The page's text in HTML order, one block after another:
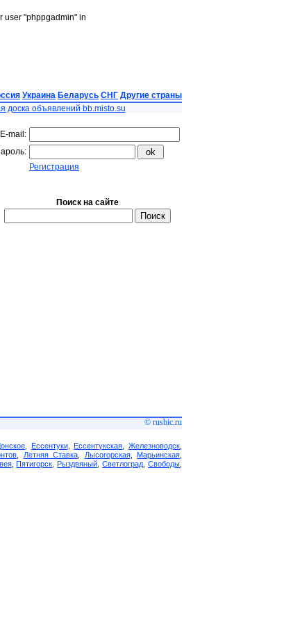
user "phppgadmin" in
Украина Беларусь СНГ Другие страны
доска объявлений bb.misto.su
E-mail:
Регистрация
Поиск на сайте
© rusbic.ru
, Ессентуки,Ессентукская ,Железноводск
Летняя Ставка Лысогорская, Марьинская
,Пятигорск ,Рыздвяный ,Светлоград ,Свободы